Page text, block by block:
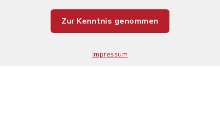
Zur Kenntnis genommen
Impressum
Impressum
Sitemap